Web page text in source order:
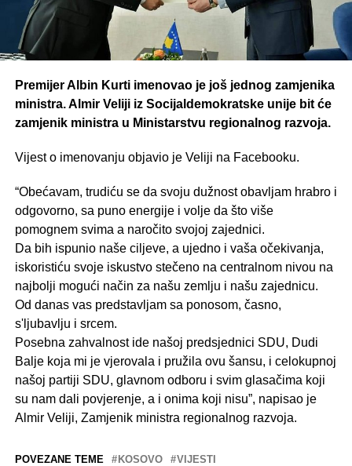
Premijer Albin Kurti imenovao je još jednog zamjenika
ministra. Almir Veliji iz Socijaldemokratske unije bit će
zamjenik ministra u Ministarstvu regionalnog razvoja.
Vijest o imenovanju objavio je Veliji na Facebooku.
“Obećavam, trudiću se da svoju dužnost obavljam hrabro i
odgovorno, sa puno energije i volje da što više
pomognem svima a naročito svojoj zajednici.
Da bih ispunio naše ciljeve, a ujedno i vaša očekivanja,
iskoristiću svoje iskustvo stečeno na centralnom nivou na
najbolji mogući način za našu zemlju i našu zajednicu.
Od danas vas predstavljam sa ponosom, časno,
s'ljubavlju i srcem.
Posebna zahvalnost ide našoj predsjednici SDU, Dudi
Balje koja mi je vjerovala i pružila ovu šansu, i celokupnoj
našoj partiji SDU, glavnom odboru i svim glasačima koji
su nam dali povjerenje, a i onima koji nisu”, napisao je
Almir Veliji, Zamjenik ministra regionalnog razvoja.
POVEZANE TEME KOSOVO VIJESTI